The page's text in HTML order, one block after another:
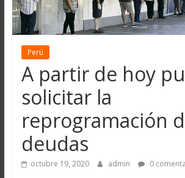
Perú
A partir de hoy
solicitar la
reprogramación
deudas
octubre 19, 2020 admin 0